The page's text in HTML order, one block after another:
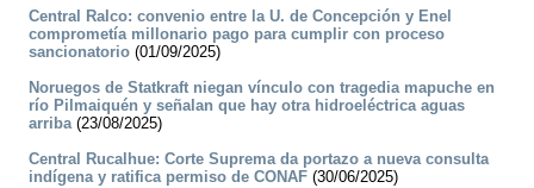
Central Ralco: convenio entre la U. de Concepción y Enel
comprometía millonario pago para cumplir con proceso
sancionatorio (01/09/2025)
Noruegos de Statkraft niegan vínculo con tragedia mapuche en
río Pilmaiquén y señalan que hay otra hidroeléctrica aguas
arriba(23/08/2025)
Central Rucalhue: Corte Suprema da portazo a nueva consulta
indígena y ratifica permiso de CONAF (30/06/2025)